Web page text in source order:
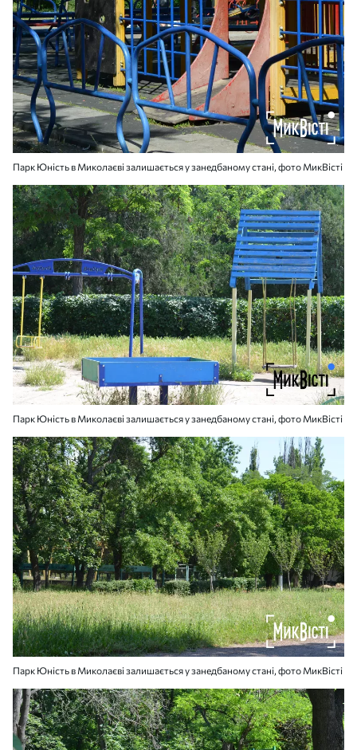
Парк Юність в Миколаєві залишається у занедбаному стані, фото МикВісті
Парк Юність в Миколаєві залишається у занедбаному стані, фото МикВісті
Парк Юність в Миколаєві залишається у занедбаному стані, фото МикВісті